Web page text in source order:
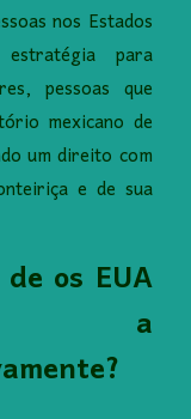
nos Estados
para
pessoas que
mexicano de
um direito com
e de sua
os EUA
a